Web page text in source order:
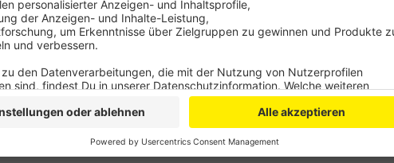
Anzeige